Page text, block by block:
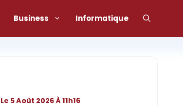
Business Informatique
Le 5 Août 2026 À 11h16